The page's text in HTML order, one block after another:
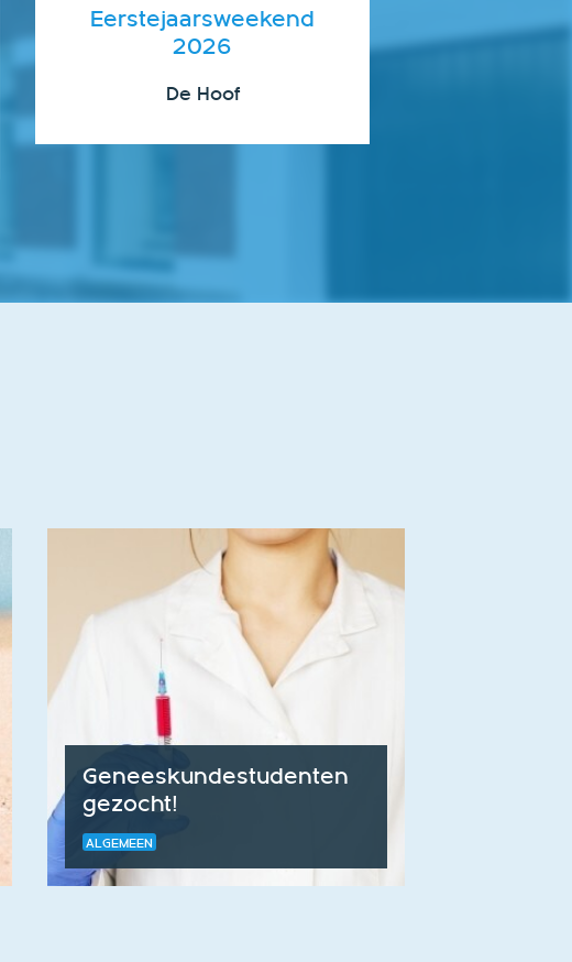
Eerstejaarsweekend
2026
De Hoof
Geneeskundestudenten
gezocht!
ALGEMEEN